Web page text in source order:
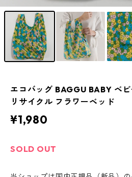
エコバッグ BAGGU BABY ベ
リサイクル フラワーベッド
¥1,980
SOLD OUT